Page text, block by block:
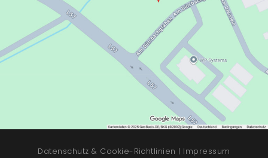
Datenschutz & Cookie-Richtlinien | Impressum